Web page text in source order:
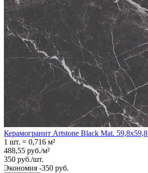
Керамогранит Artstone Black Mat. 59,8x59,8
1 шт. = 0,716 м²
488,55 руб./м²
350 руб./шт.
Экономия -350 руб.